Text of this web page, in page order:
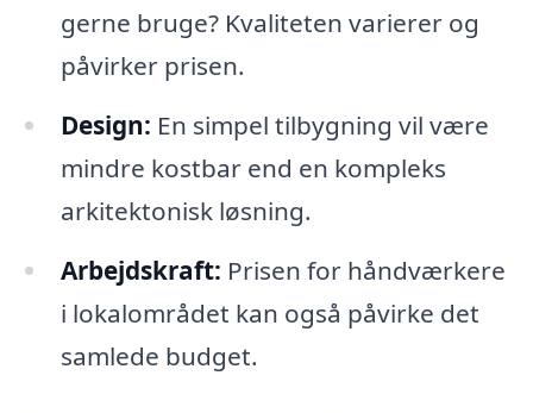
gerne bruge? Kvaliteten varierer og
påvirker prisen.
Design: En simpel tilbygning vil være
mindre kostbar end en kompleks
arkitektonisk løsning.
Arbejdskraft: Prisen for håndværkere
i lokalområdet kan også påvirke det
samlede budget.